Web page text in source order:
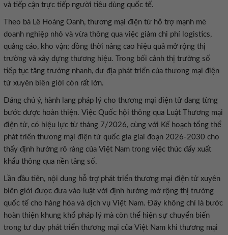
và tiếp cận trực tiếp người tiêu dùng quốc tế.
Theo bà Lê Hoàng Oanh, thương mại điện tử hỗ trợ mạnh mẽ
doanh nghiệp nhỏ và vừa thông qua việc giảm chi phí logistics,
quảng cáo, kho vận; đồng thời nâng cao hiệu quả mở rộng thị
trường và xây dựng thương hiệu. Trong bối cảnh thị trường số
tiếp tục tăng trưởng nhanh, dư địa phát triển của thương mại điện
tử xuyên biên giới còn rất lớn.
Đáng chú ý, hành lang pháp lý cho thương mại điện tử đang từng
bước được hoàn thiện. Việc Quốc hội thông qua Luật Thương mại
điện tử, có hiệu lực từ tháng 7/2026, cùng với Kế hoạch tổng thể
phát triển thương mại điện tử quốc gia giai đoạn 2026-2030 cho
thấy định hướng rõ ràng của Việt Nam trong việc thúc đẩy xuất
khẩu thông qua nền tảng số.
Lần đầu tiên, nội dung hỗ trợ phát triển thương mại điện tử xuyên
biên giới được đưa vào luật với định hướng mở rộng thị trường
quốc tế cho hàng hóa và dịch vụ Việt Nam. Đây không chỉ là bước
hoàn thiện khung khổ pháp lý mà còn thể hiện sự chuyển biến
trong tư duy phát triển thương mại của Việt Nam khi thương mại